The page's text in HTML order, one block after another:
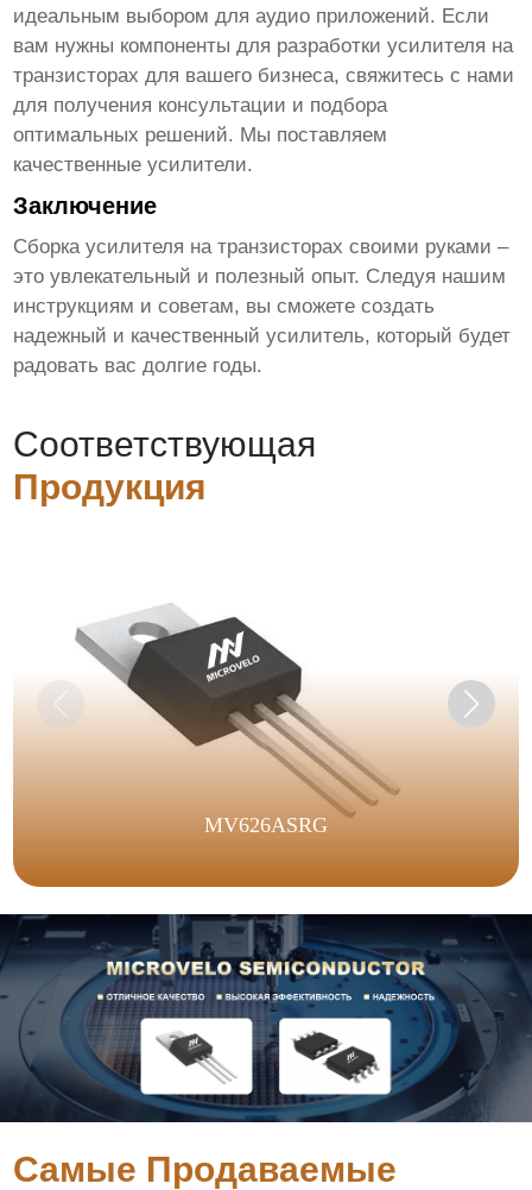
идеальным выбором для аудио приложений. Если
вам нужны компоненты для разработкиусилителя на
транзисторах для вашего бизнеса, свяжитесь с нами
для получения консультации и подбора
оптимальных решений. Мы поставляем
качественные усилители.
Заключение
Сборкаусилителя на транзисторах своими руками –
это увлекательный и полезный опыт. Следуя нашим
инструкциям и советам, вы сможете создать
надежный и качественный усилитель, который будет
радовать вас долгие годы.
Соответствующая
Продукция
MV626ASRG
Самые Продаваемые